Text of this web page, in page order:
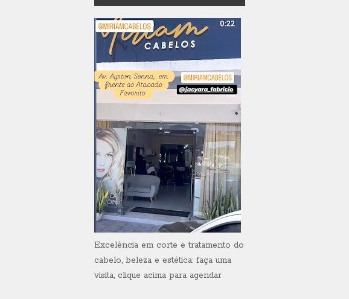
Excelência em corte e tratamento do
cabelo, beleza e estética: faça uma
visita, clique acima para agendar